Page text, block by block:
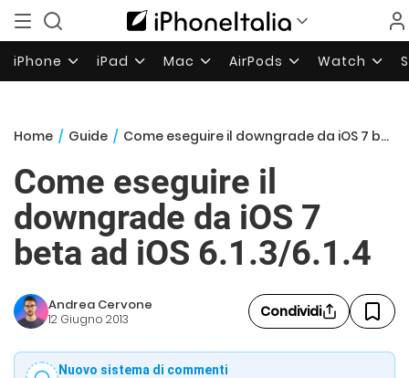
iPhone iPad Mac AirPods Watch
Home / Guide / Come eseguire il downgrade da iOS 7 beta ad iOS 6.1.3/6.1.4
Come eseguire il
downgrade da iOS 7
beta ad iOS 6.1.3/6.1.4
Andrea Cervone
12 Giugno 2013 Condividi
Nuovo sistema di commenti